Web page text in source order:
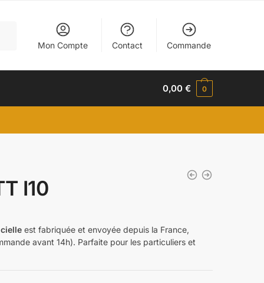
Mon Compte Contact Commande
0,00€ 0
I10
est fabriquée et envoyée depuis la France,
avant 14h). Parfaite pour les particuliers et